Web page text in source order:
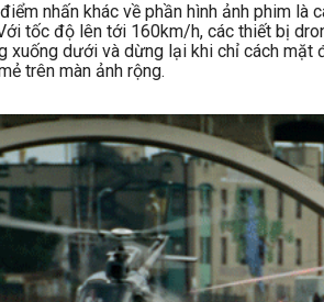
nhấn khác về phần hình ảnh phim là
tốc độ lên tới 160km/h, các thiết bị
xuống dưới và dừng lại khi chỉ cách
trên màn ảnh rộng.